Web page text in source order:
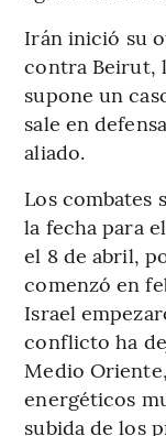
Irán inició su
contra Beirut,
supone un
sale en
aliado.
Los combates
la fecha para
el 8 de abril,
comenzó en
Israel
conflicto ha
Medio
energéticos
subida de los